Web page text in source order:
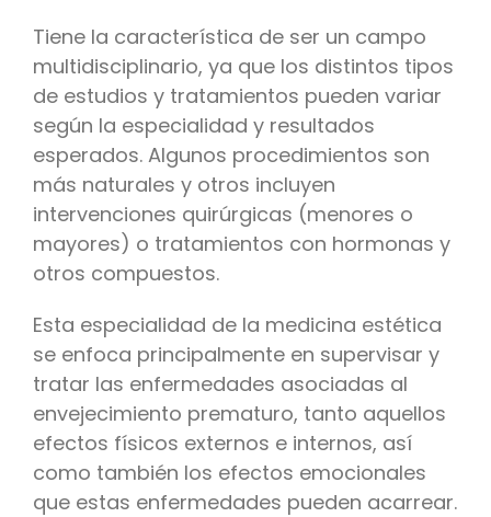
Tiene la característica de ser un campo
multidisciplinario, ya que los distintos tipos
de estudios y tratamientos pueden variar
según la especialidad y resultados
esperados. Algunos procedimientos son
más naturales y otros incluyen
intervenciones quirúrgicas (menores o
mayores) o tratamientos con hormonas y
otros compuestos.
Esta especialidad de la medicina estética
se enfoca principalmente en supervisar y
tratar las enfermedades asociadas al
envejecimiento prematuro, tanto aquellos
efectos físicos externos e internos, así
como también los efectos emocionales
que estas enfermedades pueden acarrear.